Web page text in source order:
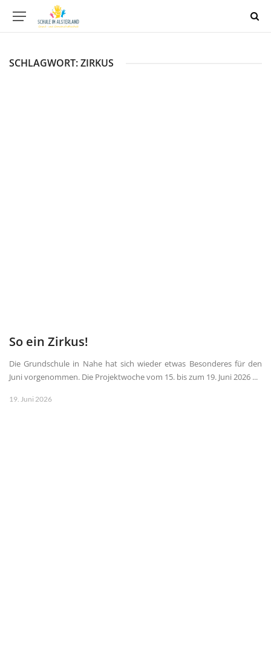
SCHLAGWORT:ZIRKUS
So ein Zirkus!
Die Grundschule in Nahe hat sich wieder etwas Besonderes für den
Juni vorgenommen. Die Projektwoche vom 15. bis zum 19. Juni 2026 ...
19. Juni 2026